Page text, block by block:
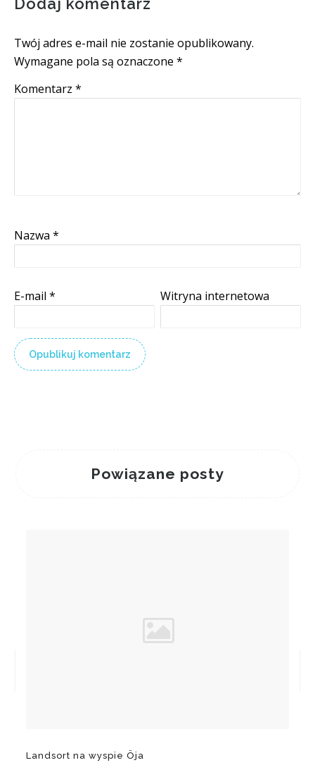
Twój adres e-mail nie zostanie opublikowany.
Wymagane pola są oznaczone *
Komentarz *
Nazwa *
E-mail * Witryna internetowa
Powiązane posty
Landsort na wyspie Öja